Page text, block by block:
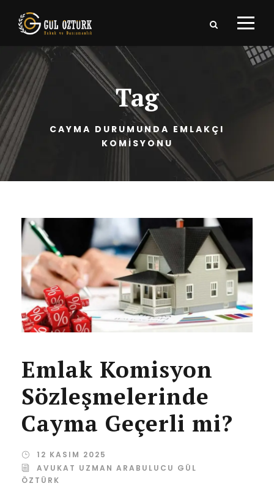
Tag
CAYMA DURUMUNDA EMLAKÇI
KOMİSYONU
Emlak Komisyon
Sözleşmelerinde
Cayma Geçerli mi?
12 KASIM 2025
AVUKAT UZMAN ARABULUCU GÜL
ÖZTÜRK